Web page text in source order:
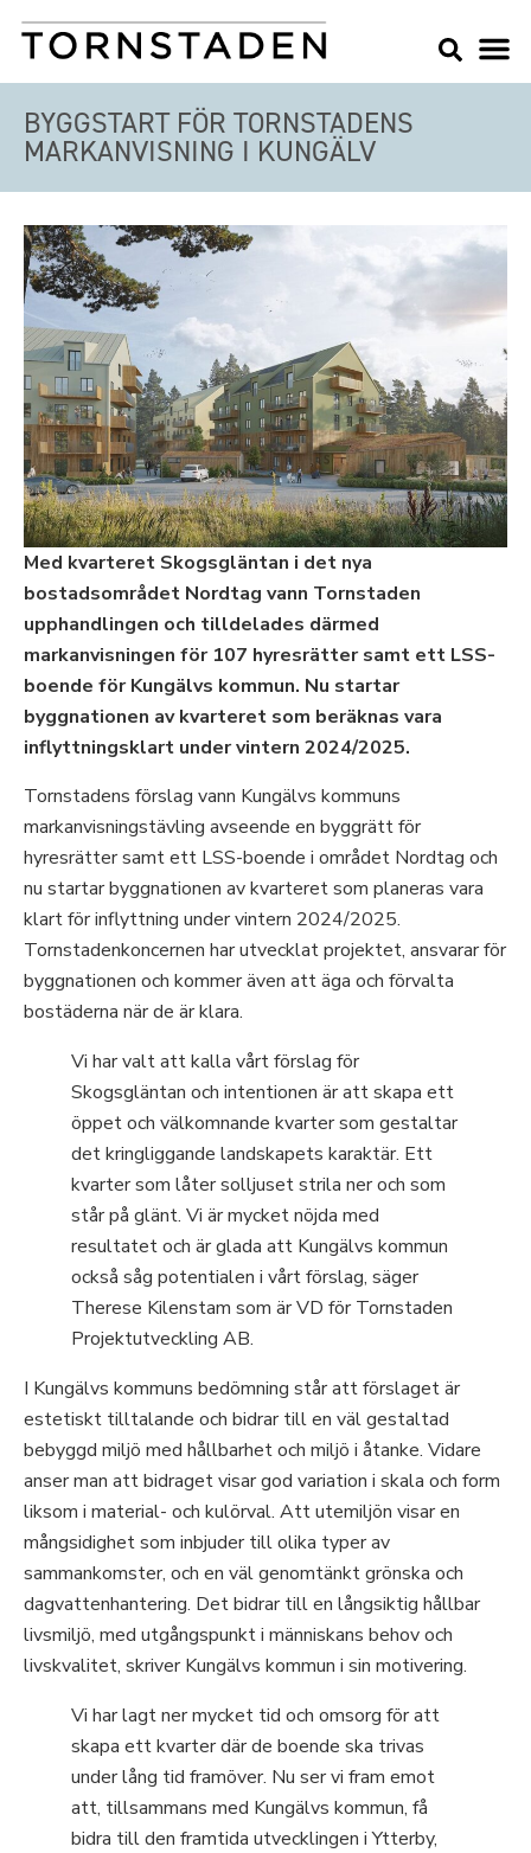
BYGGSTART FÖR TORNSTADENS
MARKANVISNING I KUNGÄLV
Med kvarteret Skogsgläntan i det nya
bostadsområdet Nordtag vann Tornstaden
upphandlingen och tilldelades därmed
markanvisningen för 107 hyresrätter samt ett LSS-
boende för Kungälvs kommun. Nu startar
byggnationen av kvarteret som beräknas vara
inflyttningsklart under vintern 2024/2025.
Tornstadens förslag vann Kungälvs kommuns
markanvisningstävling avseende en byggrätt för
hyresrätter samt ett LSS-boende i området Nordtag och
nu startar byggnationen av kvarteret som planeras vara
klart för inflyttning under vintern 2024/2025.
Tornstadenkoncernen har utvecklat projektet, ansvarar för
byggnationen och kommer även att äga och förvalta
bostäderna när de är klara.
Vi har valt att kalla vårt förslag för
Skogsgläntan och intentionen är att skapa ett
öppet och välkomnande kvarter som gestaltar
det kringliggande landskapets karaktär. Ett
kvarter som låter solljuset strila ner och som
står på glänt. Vi är mycket nöjda med
resultatet och är glada att Kungälvs kommun
också såg potentialen i vårt förslag, säger
Therese Kilenstam som är VD för Tornstaden
Projektutveckling AB.
I Kungälvs kommuns bedömning står att förslaget är
estetiskt tilltalande och bidrar till en väl gestaltad
bebyggd miljö med hållbarhet och miljö i åtanke. Vidare
anser man att bidraget visar god variation i skala och form
liksom i material- och kulörval. Att utemiljön visar en
mångsidighet som inbjuder till olika typer av
sammankomster, och en väl genomtänkt grönska och
dagvattenhantering. Det bidrar till en långsiktig hållbar
livsmiljö, med utgångspunkt i människans behov och
livskvalitet, skriver Kungälvs kommun i sin motivering.
Vi har lagt ner mycket tid och omsorg för att
skapa ett kvarter där de boende ska trivas
under lång tid framöver. Nu ser vi fram emot
att, tillsammans med Kungälvs kommun, få
bidra till den framtida utvecklingen i Ytterby,